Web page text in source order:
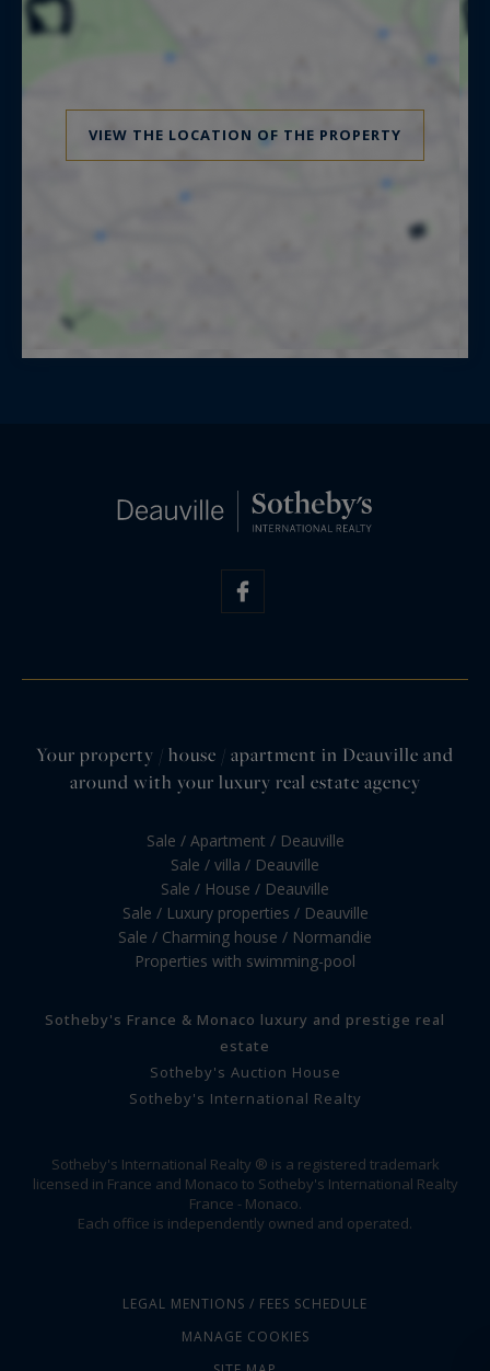
VIEW THE LOCATION OF THE PROPERTY
Your property / house / apartment in Deauville and
around with your luxury real estate agency
Sale / Apartment / Deauville
Sale / villa / Deauville
Sale / House / Deauville
Sale / Luxury properties / Deauville
Sale / Charming house / Normandie
Properties with swimming-pool
Sotheby's France & Monaco luxury and prestige real
estate
Sotheby's Auction House
Sotheby's International Realty
Sotheby's International Realty ® is a registered trademark
licensed in France and Monaco to Sotheby's International Realty
France - Monaco.
Each office is independently owned and operated.
LEGAL MENTIONS / FEES SCHEDULE
MANAGE COOKIES